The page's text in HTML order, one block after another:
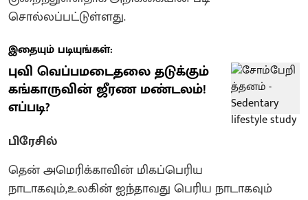
சொல்லப்பட்டுள்ளது.
இதையும் படியுங்கள்:
புவி வெப்பமடைதலை தடுக்கும்
கங்காருவின் ஜீரண மண்டலம்!
எப்படி?
பிரேசில்
தென் அமெரிக்காவின் மிகப்பெரிய
நாடாகவும்,உலகின் ஐந்தாவது பெரிய நாடாகவும்